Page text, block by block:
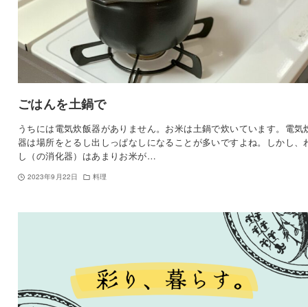
ごはんを土鍋で
うちには電気炊飯器がありません。お米は土鍋で炊いています。電気
器は場所をとるし出しっぱなしになることが多いですよね。しかし、
し（の消化器）はあまりお米が…
2023年9月22日 料理